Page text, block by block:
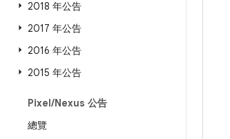
2018 年公告
2017 年公告
2016 年公告
2015 年公告
Pixel/Nexus 公告
總覽